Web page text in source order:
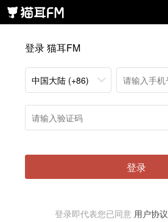
登录 猫耳FM
中国大陆 (+86)
登录
登录即代表您已同意 用户协议